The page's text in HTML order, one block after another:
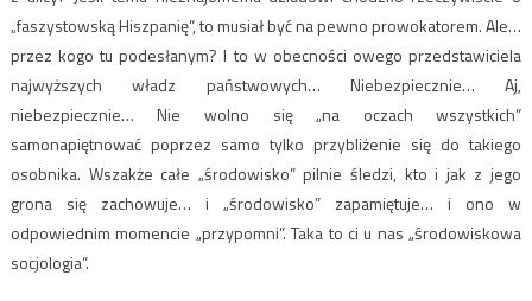
„faszystowską Hiszpanię”, to musiał być na pewno prowokatorem. Ale…
przez kogo tu podesłanym? I to w obecności owego przedstawiciela
najwyższych władz państwowych… Niebezpiecznie… Aj,
niebezpiecznie… Nie wolno się „na oczach wszystkich”
samonapiętnować poprzez samo tylko przybliżenie się do takiego
osobnika. Wszakże całe „środowisko” pilnie śledzi, kto i jak z jego
grona się zachowuje… i „środowisko” zapamiętuje… i ono w
odpowiednim momencie „przypomni”. Taka to ci u nas „środowiskowa
socjologia”.